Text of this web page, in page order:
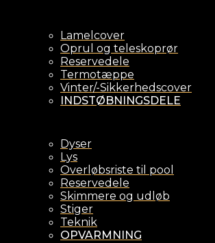
Lamelcover
Oprul og teleskoprør
Reservedele
Termotæppe
Vinter/-Sikkerhedscover
INDSTØBNINGSDELE
Dyser
Lys
Overløbsriste til pool
Reservedele
Skimmere og udløb
Stiger
Teknik
OPVARMNING